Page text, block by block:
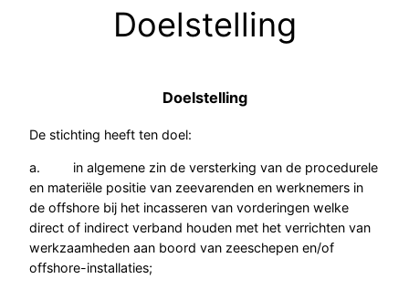
Doelstelling
Doelstelling
De stichting heeft ten doel:
a. in algemene zin de versterking van de procedurele
en materiële positie van zeevarenden en werknemers in
de offshore bij het incasseren van vorderingen welke
direct of indirect verband houden met het verrichten van
werkzaamheden aan boord van zeeschepen en/of
offshore-installaties;